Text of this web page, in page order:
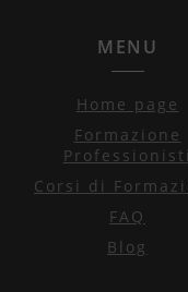
MENU
Home page
Formazione
Professionisti
Corsi di
FAQ
Blog